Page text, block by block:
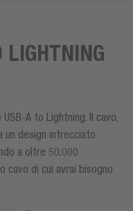
LIGHTNING
A to Lightning. Il cavo,
un design intrecciato
a oltre 50.000
cavo di cui avrai bisogno